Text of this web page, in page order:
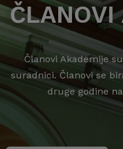
Članovi Akademije
suradnici. Članovi se
druge godine